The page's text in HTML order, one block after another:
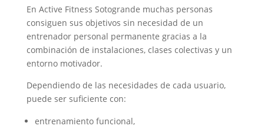
En Active Fitness Sotogrande muchas personas
consiguen sus objetivos sin necesidad de un
entrenador personal permanente gracias a la
combinación de instalaciones, clases colectivas y un
entorno motivador.
Dependiendo de las necesidades de cada usuario,
puede ser suficiente con:
entrenamiento funcional,